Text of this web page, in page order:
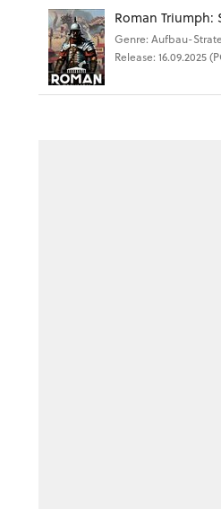
Roman Triumph:
Genre: Aufbau-
Release: 16.09.2025